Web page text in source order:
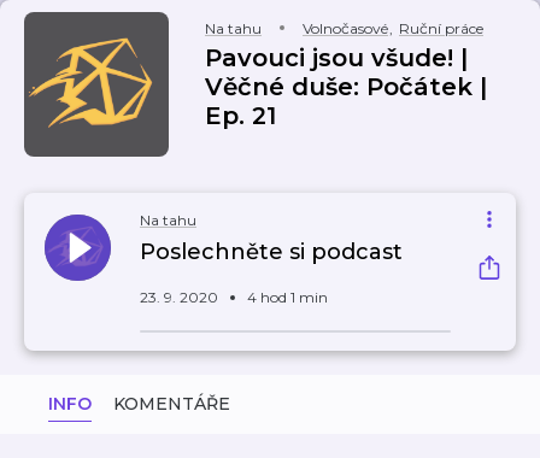
Na tahu Volnočasové, Ruční práce
Pavouci jsou všude! |
Věčné duše: Počátek |
Ep. 21
Na tahu
Poslechněte si podcast
23. 9. 2020 4 hod 1 min
INFO KOMENTÁŘE